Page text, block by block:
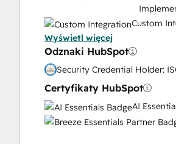
Custom
Onboarding
Wyświetl więcej
Odznaki HubSpot
Security Credential Holder:
Certyfikaty HubSpot
AI